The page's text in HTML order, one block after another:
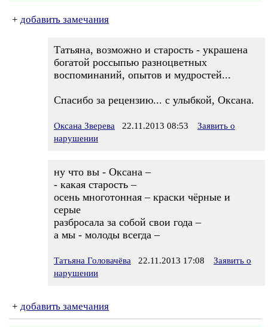
+ добавить замечания
Татьяна, возможно и старость - украшена
богатой россыпью разноцветных
воспоминаний, опытов и мудростей...
Спасибо за рецензию... с улыбкой, Оксана.
Оксана Зверева 22.11.2013 08:53
Заявить о
нарушении
ну что вы - Оксана –
- какая старость –
осень многотонная – краски чёрные и
серые
разбросала за собой свои года –
а мы - молоды всегда –
Татьяна Головачёва 22.11.2013 17:08
Заявить о
нарушении
+ добавить замечания